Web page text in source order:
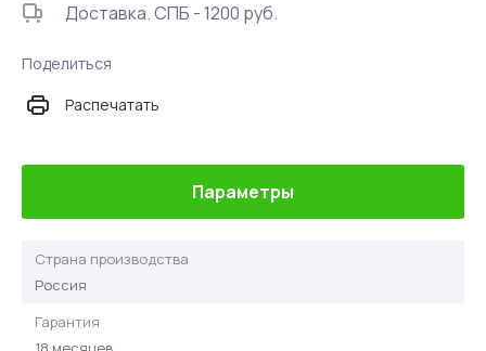
Доставка. СПБ - 1200 руб.
Поделиться
Распечатать
Параметры
Страна производства
Россия
Гарантия